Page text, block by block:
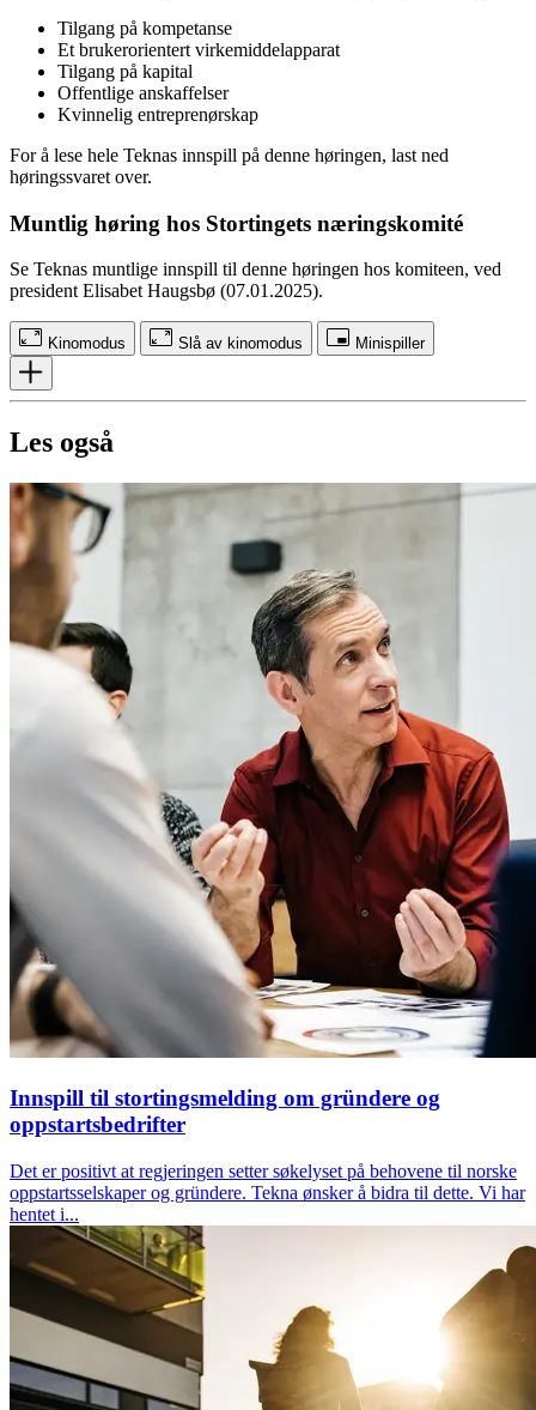
Tilgang på kompetanse
Et brukerorientert virkemiddelapparat
Tilgang på kapital
Offentlige anskaffelser
Kvinnelig entreprenørskap
For å lese hele Teknas innspill på denne høringen, last ned
høringssvaret over.
Muntlig høring hos Stortingets næringskomité
Se Teknas muntlige innspill til denne høringen hos komiteen, ved
president Elisabet Haugsbø (07.01.2025).
Kinomodus Slå av kinomodus Minispiller
Les også
Innspill til stortingsmelding om gründere og
oppstartsbedrifter
Det er positivt at regjeringen setter søkelyset på behovene til norske
oppstartsselskaper og gründere. Tekna ønsker å bidra til dette. Vi har
hentet i...